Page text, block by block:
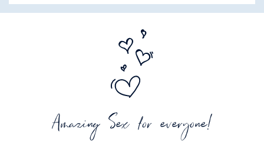
Amazing Sex for everyone!